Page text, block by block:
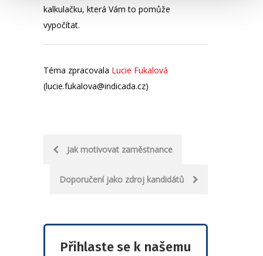
kalkulačku, která Vám to pomůže
vypočítat.
Téma zpracovala Lucie Fukalová
(lucie.fukalova@indicada.cz)
Post
navigation
Jak motivovat zaměstnance
Doporučení jako zdroj kandidátů
Přihlaste se k našemu